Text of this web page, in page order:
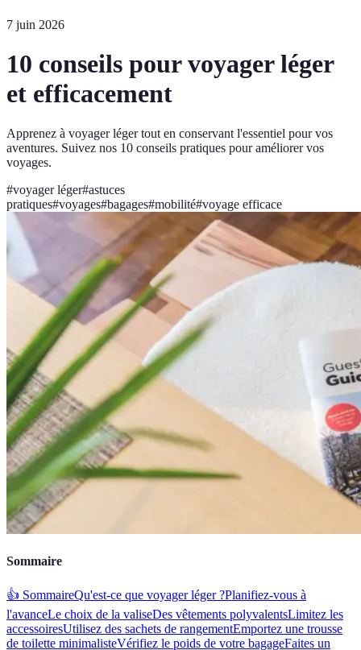
7 juin 2026
10 conseils pour voyager léger
et efficacement
Apprenez à voyager léger tout en conservant l'essentiel pour vos
aventures. Suivez nos 10 conseils pratiques pour améliorer vos
voyages.
#voyager léger#astuces
pratiques#voyages#bagages#mobilité#voyage efficace
Sommaire
👍 SommaireQu'est-ce que voyager léger ?Planifiez-vous à
l'avanceLe choix de la valiseDes vêtements polyvalentsLimitez les
accessoiresUtilisez des sachets de rangementEmportez une trousse
de toilette minimalisteVérifiez le poids de votre bagageFaites un